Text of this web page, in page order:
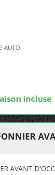
AUTO
incluse
AVANT